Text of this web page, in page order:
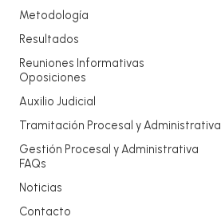
Metodología
Resultados
Reuniones Informativas
Oposiciones
Auxilio Judicial
Tramitación Procesal y Administrativa
Gestión Procesal y Administrativa
FAQs
Noticias
Contacto